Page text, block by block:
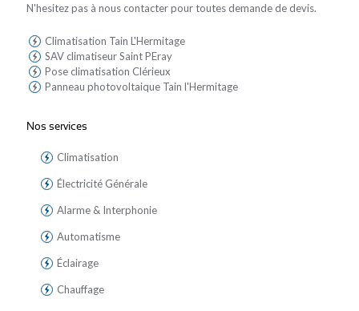
N'hesitez pas à nous contacter pour toutes demande de devis.
Climatisation Tain L'Hermitage
SAV climatiseur Saint PEray
Pose climatisation Clérieux
Panneau photovoltaique Tain l'Hermitage
Nos services
Climatisation
Électricité Générale
Alarme & Interphonie
Automatisme
Éclairage
Chauffage